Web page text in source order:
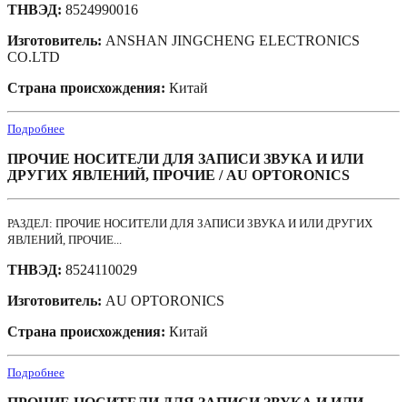
ТНВЭД: 8524990016
Изготовитель: ANSHAN JINGCHENG ELECTRONICS
CO.LTD
Страна происхождения: Китай
Подробнее
ПРОЧИЕ НОСИТЕЛИ ДЛЯ ЗАПИСИ ЗВУКА И ИЛИ
ДРУГИХ ЯВЛЕНИЙ, ПРОЧИЕ / AU OPTORONICS
РАЗДЕЛ: ПРОЧИЕ НОСИТЕЛИ ДЛЯ ЗАПИСИ ЗВУКА И ИЛИ ДРУГИХ
ЯВЛЕНИЙ, ПРОЧИЕ...
ТНВЭД: 8524110029
Изготовитель: AU OPTORONICS
Страна происхождения: Китай
Подробнее